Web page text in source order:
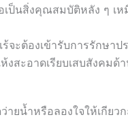
ป็นสิ่งคุณสมบัติหลัง ๆ เ
จะต้องเข้ารับการรักษ
สะอาดเรียบเสบสังคมด้
ยน้ำหรือลองใจให้เกียว